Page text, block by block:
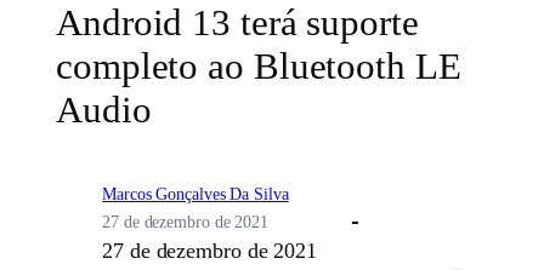
Android 13 terá suporte
completo ao Bluetooth LE
Audio
Marcos Gonçalves Da Silva
27 de dezembro de 2021
27 de dezembro de 2021